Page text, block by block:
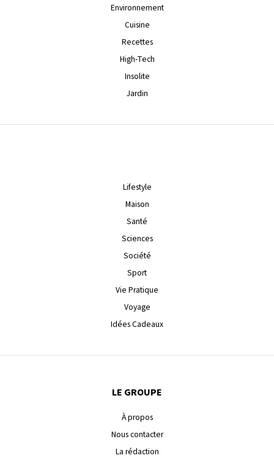
Environnement
Cuisine
Recettes
High-Tech
Insolite
Jardin
Lifestyle
Maison
Santé
Sciences
Société
Sport
Vie Pratique
Voyage
Idées Cadeaux
LE GROUPE
À propos
Nous contacter
La rédaction